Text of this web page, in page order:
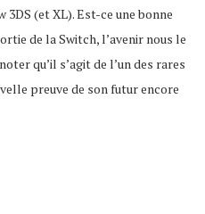
3DS (et XL). Est-ce une bonne
de la Switch, l’avenir nous le
qu’il s’agit de l’un des rares
preuve de son futur encore